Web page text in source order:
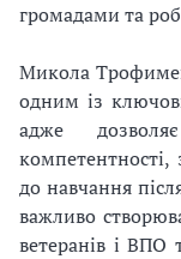
громадами та
Микола
одним із
адже
до навчання
важливо
ветеранів і ВПО